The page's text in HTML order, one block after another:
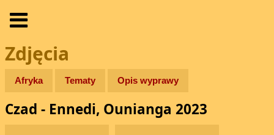
Zdjęcia
Afryka Tematy Opis wyprawy
Czad - Ennedi, Ounianga 2023